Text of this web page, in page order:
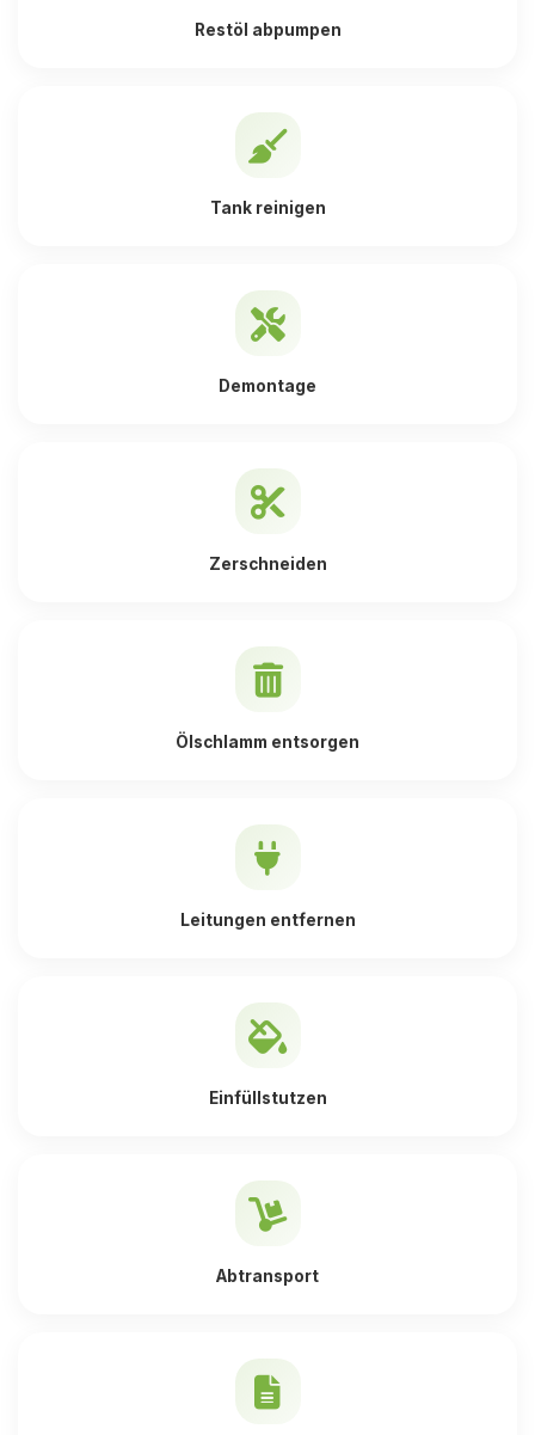
Restöl abpumpen
Tank reinigen
Demontage
Zerschneiden
Ölschlamm entsorgen
Leitungen entfernen
Einfüllstutzen
Abtransport